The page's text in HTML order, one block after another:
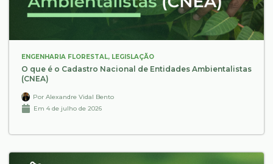
ENGENHARIA FLORESTAL, LEGISLAÇÃO
O que é o Cadastro Nacional de Entidades Ambientalistas
(CNEA)
Por Alexandre Vidal Bento
Em 4 de julho de 2026